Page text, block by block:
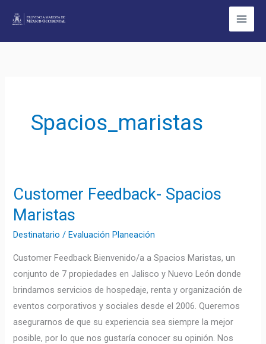
Spacios_maristas
Customer Feedback- Spacios
Maristas
Destinatario /Evaluación Planeación
Customer Feedback Bienvenido/a a Spacios Maristas, un
conjunto de 7 propiedades en Jalisco y Nuevo León donde
brindamos servicios de hospedaje, renta y organización de
eventos corporativos y sociales desde el 2006. Queremos
asegurarnos de que su experiencia sea siempre la mejor
posible, por lo que nos gustaría conocer su opinión. Nos
Customer
Feedback-
Spacios
Maristas